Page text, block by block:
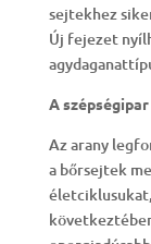
sejtekhez
Új fejezet
A
Az arany
a bőrsejtek